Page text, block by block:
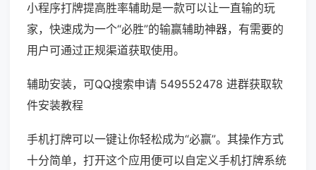
小程序打牌提高胜率辅助是一款可以让一直输的玩
家，快速成为一个“必胜”的输赢辅助神器，有需要的
用户可通过正规渠道获取使用。
辅助安装，可QQ搜索申请 549552478 进群获取软
件安装教程
手机打牌可以一键让你轻松成为“必赢”。其操作方式
十分简单，打开这个应用便可以自定义手机打牌系统